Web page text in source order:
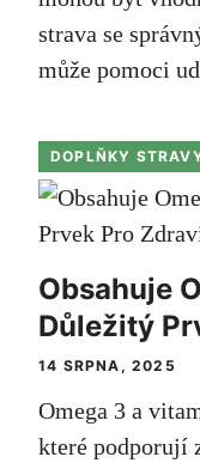
strava se
může pomoci
DOPLŇKY
Obsahuje
Důležitý
14 SRPNA, 2025
Omega 3 a
které podporují